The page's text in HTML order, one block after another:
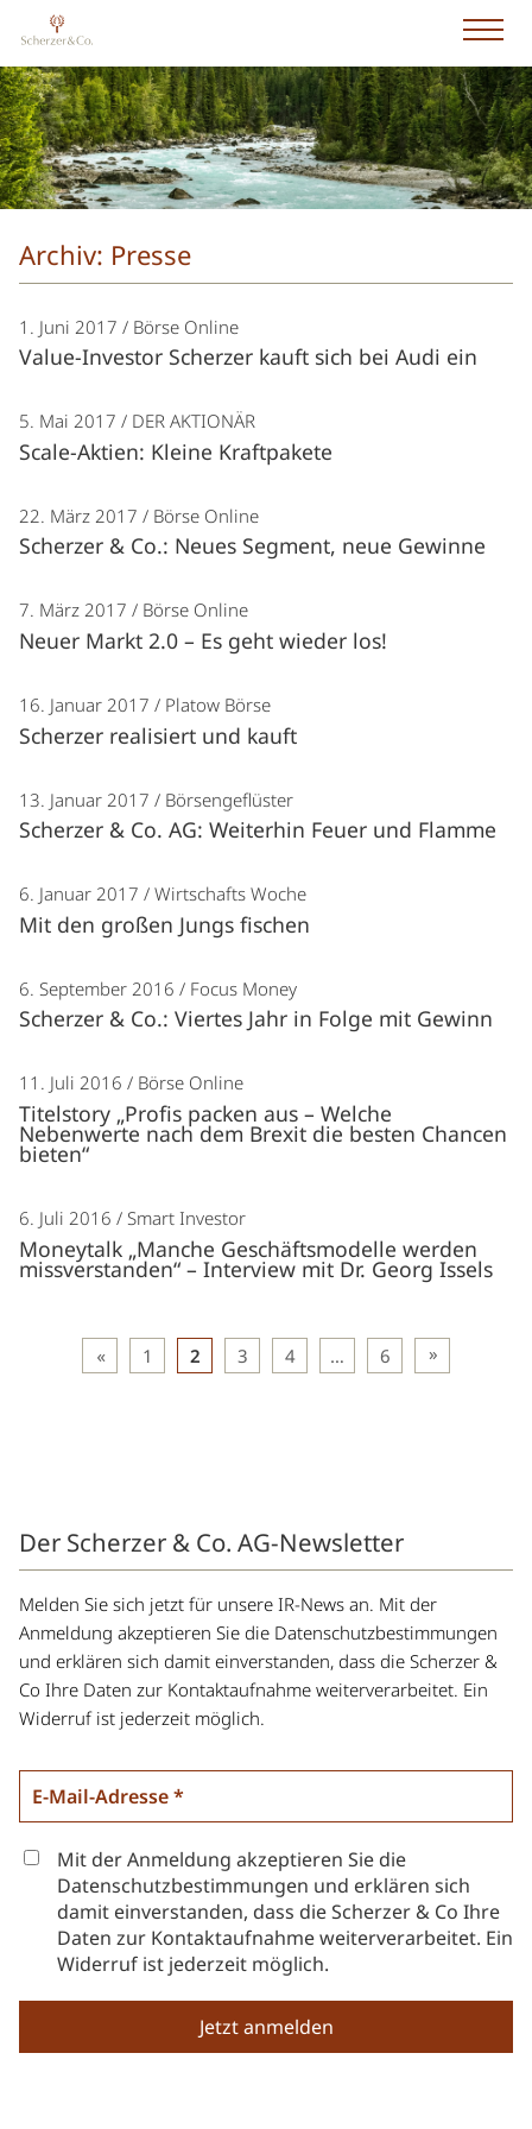
Archiv: Presse
1. Juni 2017 Börse Online
Value-Investor Scherzer kauft sich bei Audi ein
5. Mai 2017 DER AKTIONÄR
Scale-Aktien: Kleine Kraftpakete
22. März 2017 Börse Online
Scherzer & Co.: Neues Segment, neue Gewinne
7. März 2017 Börse Online
Neuer Markt 2.0 – Es geht wieder los!
16. Januar 2017 Platow Börse
Scherzer realisiert und kauft
13. Januar 2017 Börsengeflüster
Scherzer & Co. AG: Weiterhin Feuer und Flamme
6. Januar 2017 Wirtschafts Woche
Mit den großen Jungs fischen
6. September 2016 Focus Money
Scherzer & Co.: Viertes Jahr in Folge mit Gewinn
11. Juli 2016 Börse Online
Titelstory „Profis packen aus – Welche
Nebenwerte nach dem Brexit die besten Chancen
bieten“
6. Juli 2016 Smart Investor
Moneytalk „Manche Geschäftsmodelle werden
missverstanden“ – Interview mit Dr. Georg Issels
Beitragsnavigation
1 2 3 4 … 6
Der Scherzer & Co. AG-Newsletter
Melden Sie sich jetzt für unsere IR-News an. Mit der
Anmeldung akzeptieren Sie die Datenschutzbestimmungen
und erklären sich damit einverstanden, dass die Scherzer &
Co Ihre Daten zur Kontaktaufnahme weiterverarbeitet. Ein
Widerruf ist jederzeit möglich.
Mit der Anmeldung akzeptieren Sie die
Datenschutzbestimmungen und erklären sich
damit einverstanden, dass die Scherzer & Co Ihre
Daten zur Kontaktaufnahme weiterverarbeitet. Ein
Widerruf ist jederzeit möglich.